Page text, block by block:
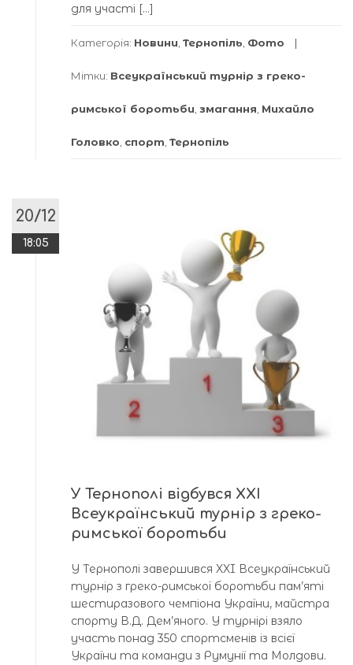
для участі […]
Категорія: Новини Тернопіль Фото
Мітки: Всеукраїнський турнір з греко-
римської боротьби змагання Михайло
Головко спорт Тернопіль
20/12
18:05
У Тернополі відбувся XXI
Всеукраїнський турнір з греко-
римської боротьби
У Тернополі завершився XXI Всеукраїнський
турнір з греко-римської боротьби пам’яті
шестиразового чемпіона України, майстра
спорту В.Д. Дем’яного. У турнірі взяло
участь понад 350 спортсменів із всієї
України та команди з Румунії та Молдови.